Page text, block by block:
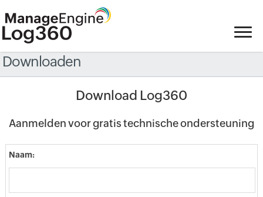
Downloaden
Download Log360
Aanmelden voor gratis technische ondersteuning
Naam: